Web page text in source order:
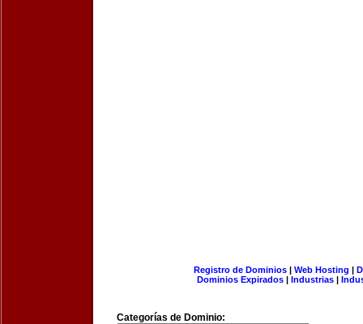
Registro de Dominios| Web Hosting |
Dominios Expirados | Industrias |
Categorías de Dominio: